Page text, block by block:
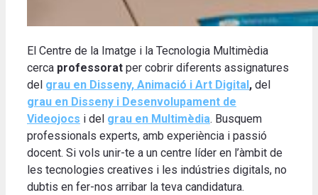
El Centre de la Imatge i la Tecnologia Multimèdia
cerca professorat per cobrir diferents assignatures
del grau en Disseny, Animació i Art Digital , del
grau en Disseny i Desenvolupament de
Videojocs i del grau en Multimèdia. Busquem
professionals experts, amb experiència i passió
docent. Si vols unir-te a un centre líder en l’àmbit de
les tecnologies creatives i les indústries digitals, no
dubtis en fer-nos arribar la teva candidatura.